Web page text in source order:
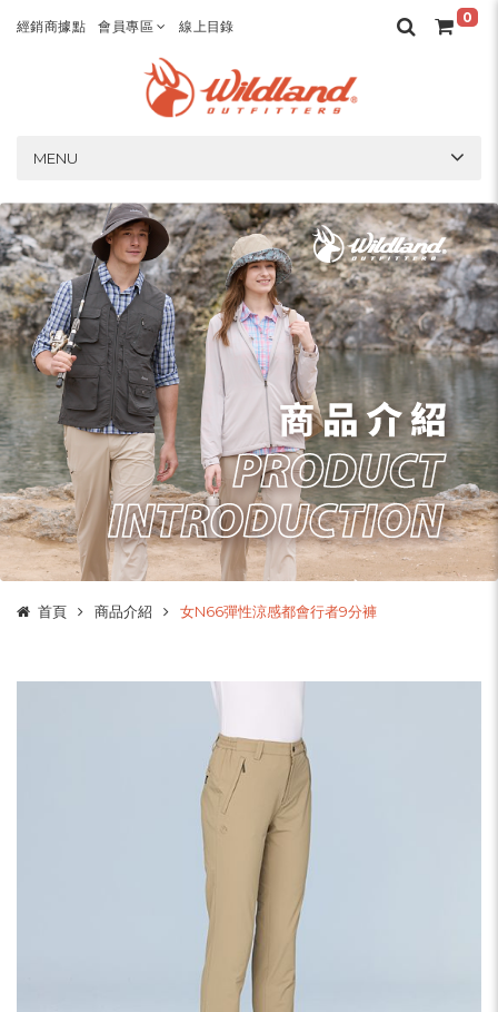
經銷商據點 會員專區 線上目錄
0
MENU
首頁 商品介紹 女N66彈性涼感都會行者9分褲